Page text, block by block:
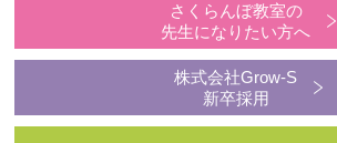
さくらんぼ教室の
先生になりたい方へ
株式会社Grow-S
新卒採用